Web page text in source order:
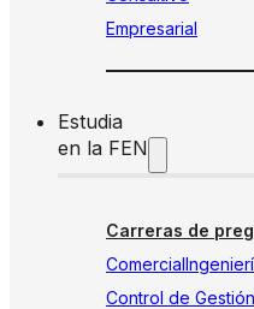
Empresarial
Estudia
en la FEN
Carreras de
Comercial
Control de Gestión